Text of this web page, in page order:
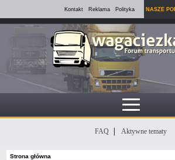
Kontakt Reklama Polityka NASZE
FAQ Aktywne tematy
Strona główna